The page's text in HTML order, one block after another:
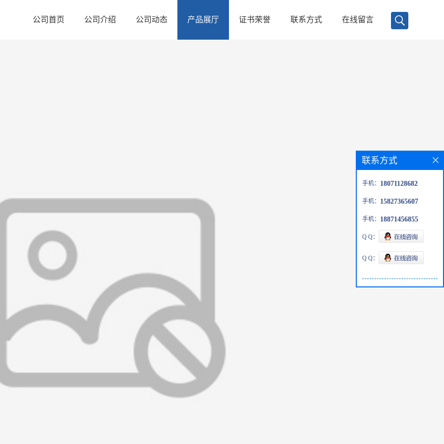
公司首页 公司介绍 公司动态 产品展厅 证书荣誉 联系方式 在线留言
联系方式
手机： 18071128682
手机： 15827365607
手机： 18871456855
Q Q：
Q Q：